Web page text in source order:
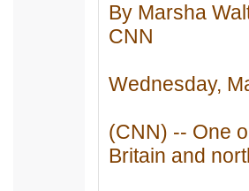
By Marsha
CNN
Wednesday,
(CNN) -- One
Britain and